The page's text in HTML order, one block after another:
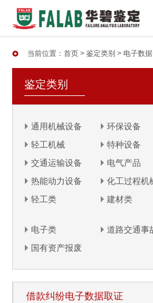
当前位置：首页 >鉴定类别 > 电子数据
鉴定类别
通用机械设备 环保设备
轻工机械
特种设备
交通运输设备
电气产品
热能动力设备
化工过程机
轻工类
建材类
电子类
道路交通事
国有资产报废
借款纠纷电子数据取证